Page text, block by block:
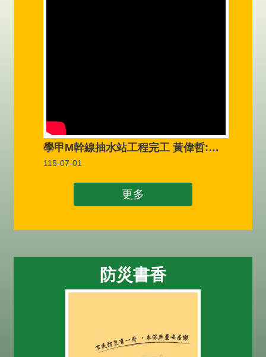
學甲M幹線抽水站工程完工 黃偉哲:發揮治水功能
115-07-01
更多
防災書香